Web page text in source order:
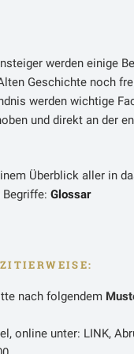
Bündnispartner sah
personalisierte
auch an anderen Stellen
in diesem Fall der Tod
keine hinreichende
Nachfolge
ehelichte die
aller
Eudoxia sollte mit
– Hunerich ebenfalls
werden einige
Geschichte noch
werden wichtige
und direkt an der
Überblick aller in
Glossar
nach folgendem
online unter: LINK,